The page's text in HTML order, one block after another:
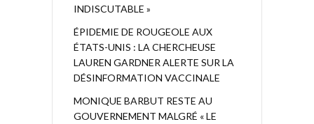
INDISCUTABLE »
ÉPIDEMIE DE ROUGEOLE AUX
ÉTATS-UNIS : LA CHERCHEUSE
LAUREN GARDNER ALERTE SUR LA
DÉSINFORMATION VACCINALE
MONIQUE BARBUT RESTE AU
GOUVERNEMENT MALGRÉ « LE